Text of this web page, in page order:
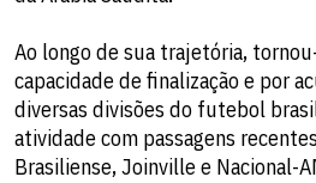
Ao longo de sua trajetória,
capacidade de finalização e por
diversas divisões do futebol
atividade com passagens
Brasiliense, Joinville e Nacional-